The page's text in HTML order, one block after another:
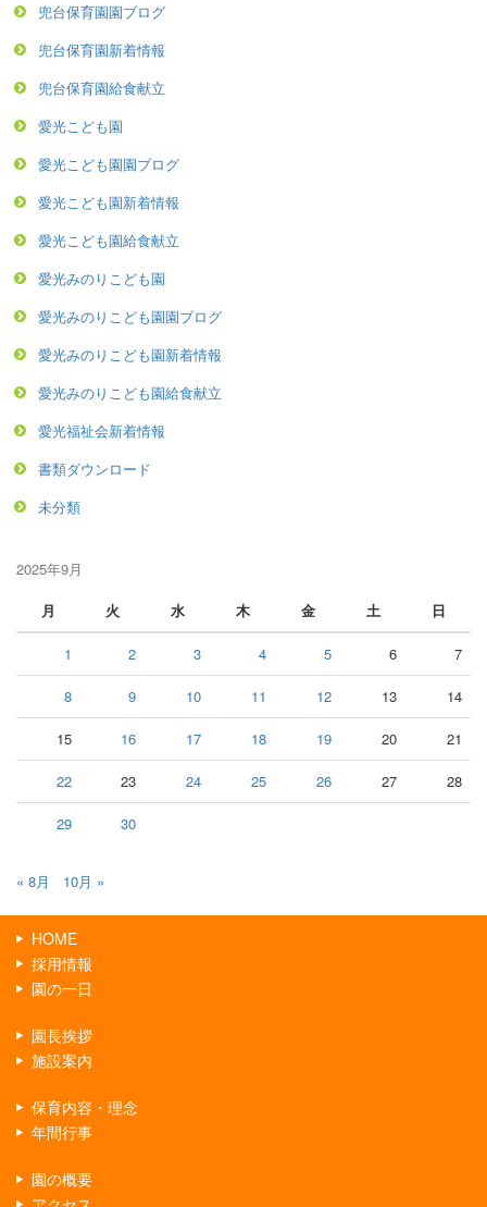
兜台保育園園ブログ
兜台保育園新着情報
兜台保育園給食献立
愛光こども園
愛光こども園園ブログ
愛光こども園新着情報
愛光こども園給食献立
愛光みのりこども園
愛光みのりこども園園ブログ
愛光みのりこども園新着情報
愛光みのりこども園給食献立
愛光福祉会新着情報
書類ダウンロード
未分類
2025年9月
月
火 水 木 金 土 日
1 2 3 4 5 6 7
8 9 10 11 12 13 14
15 16 17 18 19 20 21
22 23 24 25 26 27 28
29 30
« 8月 10月 »
HOME
採用情報
園の一日
園長挨拶
施設案内
保育内容・理念
年間行事
園の概要